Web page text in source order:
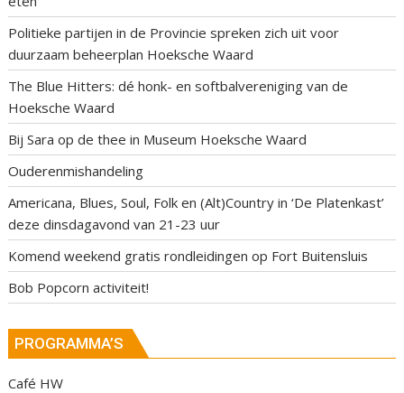
Politieke partijen in de Provincie spreken zich uit voor
duurzaam beheerplan Hoeksche Waard
The Blue Hitters: dé honk- en softbalvereniging van de
Hoeksche Waard
Bij Sara op de thee in Museum Hoeksche Waard
Ouderenmishandeling
Americana, Blues, Soul, Folk en (Alt)Country in ‘De Platenkast’
deze dinsdagavond van 21-23 uur
Komend weekend gratis rondleidingen op Fort Buitensluis
Bob Popcorn activiteit!
PROGRAMMA’S
Café HW